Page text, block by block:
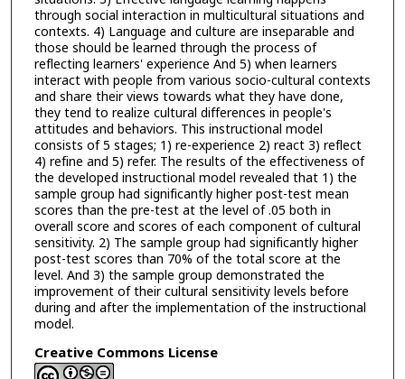
through social interaction in multicultural situations and
contexts. 4) Language and culture are inseparable and
those should be learned through the process of
reflecting learners' experience And 5) when learners
interact with people from various socio-cultural contexts
and share their views towards what they have done,
they tend to realize cultural differences in people's
attitudes and behaviors. This instructional model
consists of 5 stages; 1) re-experience 2) react 3) reflect
4) refine and 5) refer. The results of the effectiveness of
the developed instructional model revealed that 1) the
sample group had significantly higher post-test mean
scores than the pre-test at the level of .05 both in
overall score and scores of each component of cultural
sensitivity. 2) The sample group had significantly higher
post-test scores than 70% of the total score at the
level. And 3) the sample group demonstrated the
improvement of their cultural sensitivity levels before
during and after the implementation of the instructional
model.
Creative Commons License